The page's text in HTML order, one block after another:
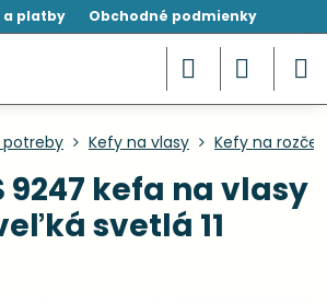
a platby Obchodné podmienky
potreby Kefy na vlasy Kefy na
9247 kefa na vlasy
svetlá 11